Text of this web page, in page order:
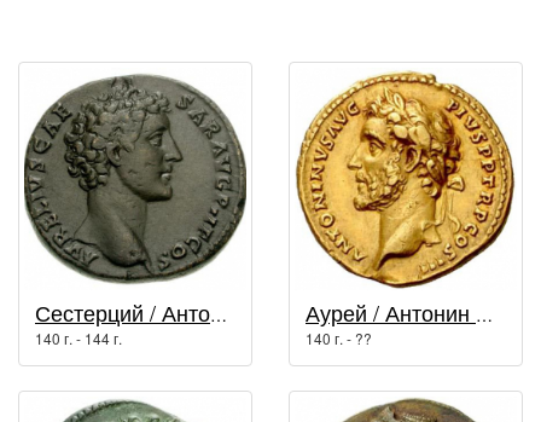
Сестерций / Антонин Пий (138 г. - 161 г.)
140 г. - 144 г.
Аурей / Антонин Пий (138 г. - 161 г.)
140 г. - ??